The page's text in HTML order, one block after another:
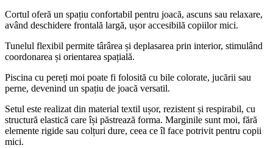
Cortul oferă un spațiu confortabil pentru joacă, ascuns sau relaxare,
având deschidere frontală largă, ușor accesibilă copiilor mici.
Tunelul flexibil permite târârea și deplasarea prin interior, stimulând
coordonarea și orientarea spațială.
Piscina cu pereți moi poate fi folosită cu bile colorate, jucării sau
perne, devenind un spațiu de joacă versatil.
Setul este realizat din material textil ușor, rezistent și respirabil, cu
structură elastică care își păstrează forma. Marginile sunt moi, fără
elemente rigide sau colțuri dure, ceea ce îl face potrivit pentru copii
mici.